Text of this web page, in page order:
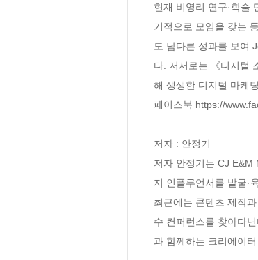
현재 비영리 연구·학술
기적으로 모임을 갖는
도 남다른 성과를 보여
다. 저서로는 《디지털
해 생생한 디지털 마케
페이스북 https://
저자 : 안정기
저자 안정기는 CJ
지 인플루언서를 발굴·
최근에는 콘텐츠 제작
수 컨퍼런스를 찾아다
과 함께하는 크리에이